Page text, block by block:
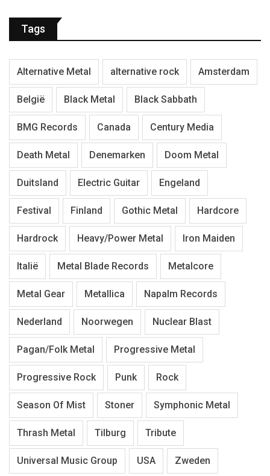
Tags
Alternative Metal alternative rock Amsterdam
België Black Metal Black Sabbath
BMG Records Canada Century Media
Death Metal Denemarken Doom Metal
Duitsland Electric Guitar Engeland
Festival Finland Gothic Metal Hardcore
Hardrock Heavy/Power Metal Iron Maiden
Italië Metal Blade Records Metalcore
Metal Gear Metallica Napalm Records
Nederland Noorwegen Nuclear Blast
Pagan/Folk Metal Progressive Metal
Progressive Rock Punk Rock
Season Of Mist Stoner Symphonic Metal
Thrash Metal Tilburg Tribute
Universal Music Group USA Zweden